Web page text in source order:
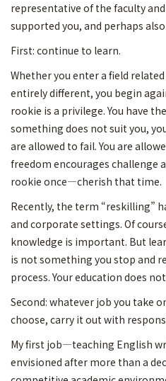
representative of the faculty
supported you, and perhaps
First: continue to learn.
Whether you enter a field
entirely different, you begin
rookie is a privilege. You have
something does not suit you,
are allowed to fail. You are
freedom encourages challenge
rookie once—cherish that time.
Recently, the term “reskilling”
and corporate settings. Of
knowledge is important. But
is not something you stop and
process. Your education does
Second: whatever job you take
choose, carry it out with
My first job—teaching English
envisioned after more than a